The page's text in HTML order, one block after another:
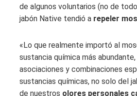
de algunos voluntarios (no de
jabón Native tendió a repeler
«Lo que realmente importó al
sustancia química más abundante,
asociaciones y combinaciones
sustancias químicas, no solo del
de nuestros olores personales